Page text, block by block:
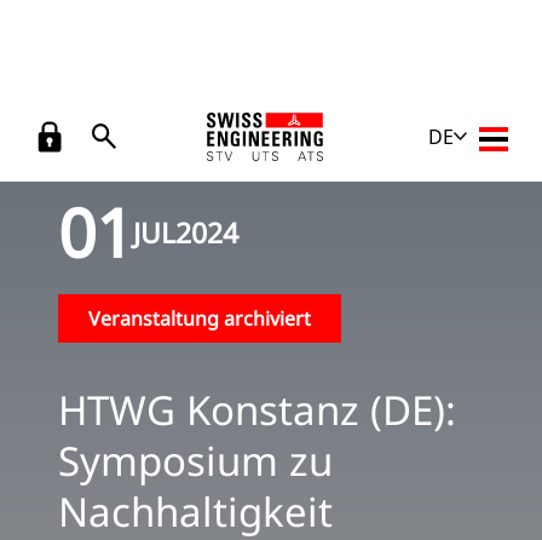
DE
Zurück
Veranstaltungen
HTWG Konstanz (DE): Symposium zu
Nachhaltigkeit
01JUL2024
Veranstaltung archiviert
HTWG Konstanz (DE):
Symposium zu
Nachhaltigkeit